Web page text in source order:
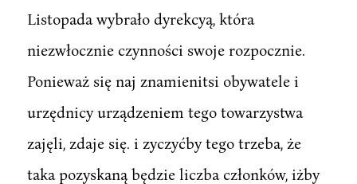
Listopada wybrało dyrekcyą, która
niezwłocznie czynności swoje rozpocznie.
Ponieważ się naj znamienitsi obywatele i
urzędnicy urządzeniem tego towarzystwa
zajęli, zdaje się. i zyczyćby tego trzeba, że
taka pozyskaną będzie liczba członków, iżby